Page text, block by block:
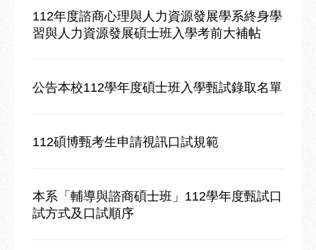
112年度諮商心理與人力資源發展學系終身學
習與人力資源發展碩士班入學考前大補帖
公告本校112學年度碩士班入學甄試錄取名單
112碩博甄考生申請視訊口試規範
本系「輔導與諮商碩士班」112學年度甄試口
試方式及口試順序